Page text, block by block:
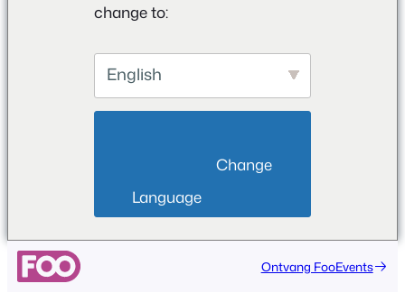
change to:
English
Language
Ga
naar
Ontvang FooEvents